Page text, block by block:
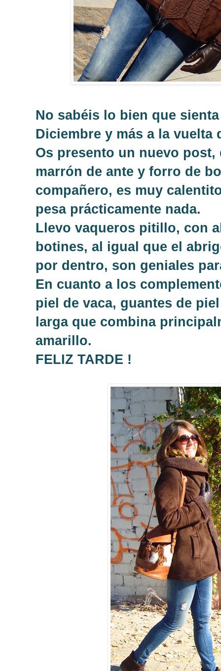
No sabéis lo bien que
Diciembre y más a la
Os presento un nuevo
marrón de ante y forro de
compañero, es muy
pesa prácticamente nada.
Llevo vaqueros pitillo, con
botines, al igual que el
por dentro, son geniales
En cuanto a los
piel de vaca, guantes de
larga que combina
amarillo.
FELIZ TARDE !